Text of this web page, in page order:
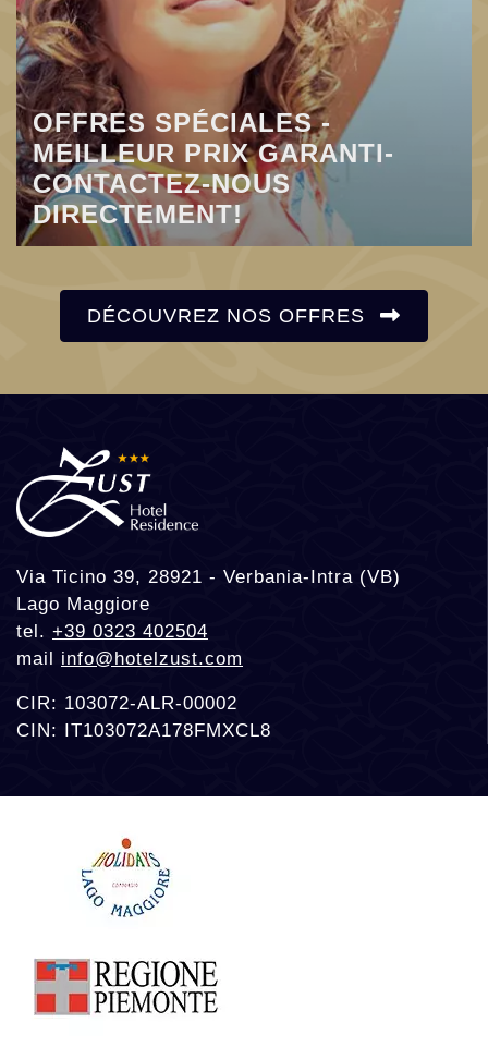
OFFRES SPÉCIALES -
MEILLEUR PRIX GARANTI-
CONTACTEZ-NOUS
DIRECTEMENT!
DÉCOUVREZ NOS OFFRES
Via Ticino 39, 28921 - Verbania-Intra (VB)
Lago Maggiore
tel. +39 0323 402504
mail info@hotelzust.com
CIR: 103072-ALR-00002
CIN: IT103072A178FMXCL8